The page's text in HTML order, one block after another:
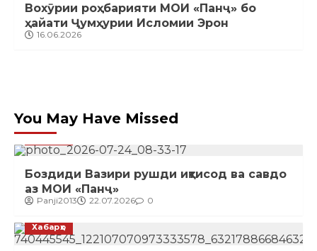
Вохӯрии роҳбарияти МОИ «Панҷ» бо
ҳайати Ҷумҳурии Исломии Эрон
16.06.2026
You May Have Missed
Хабарҳо
Боздиди Вазири рушди иқтисод ва савдо
аз МОИ «Панҷ»
Panji2013 22.07.2026 0
Хабарҳо